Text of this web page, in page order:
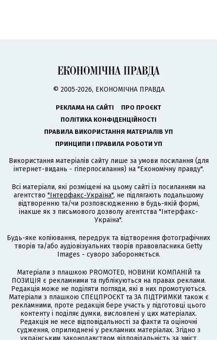
© 2005-2026, ЕКОНОМІЧНА ПРАВДА
РЕКЛАМА НА САЙТІ
ПРО ПРОЄКТ
ПОЛІТИКА КОНФІДЕНЦІЙНОСТІ
ПРАВИЛА ВИКОРИСТАННЯ МАТЕРІАЛІВ УП
ПРИНЦИПИ І ПРАВИЛА РОБОТИ УП
Використання матеріалів сайту лише за умови посилання (для
інтернет-видань - гіперпосилання) на "Економічну правду".
Всі матеріали, які розміщені на цьому сайті із посиланням на
агентство "Інтерфакс-Україна", не підлягають подальшому
відтворенню та/чи розповсюдженню в будь-якій формі,
інакше як з письмового дозволу агентства "Інтерфакс-
Україна".
Будь-яке копіювання, передрук та відтворення фотографічних
творів та/або аудіовізуальних творів правовласника Getty
Images - суворо забороняється.
Матеріали з плашкою PROMOTED, НОВИНИ КОМПАНІЙ та
ПОЗИЦІЯ є рекламними та публікуються на правах реклами.
Редакція може не поділяти погляди, які в них промотуються.
Матеріали з плашкою СПЕЦПРОЄКТ та ЗА ПІДТРИМКИ також є
рекламними, проте редакція бере участь у підготовці цього
контенту і поділяє думки, висловлені у цих матеріалах.
Редакція не несе відповідальності за факти та оціночні
судження, оприлюднені у рекламних матеріалах. Згідно з